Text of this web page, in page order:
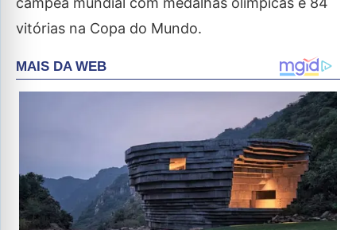
vitórias na Copa do Mundo.